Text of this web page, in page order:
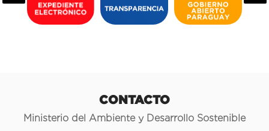
CONTACTO
Ministerio del Ambiente y Desarrollo Sostenible